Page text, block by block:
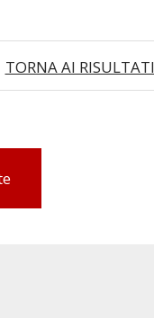
TORNA AI RISULTATI